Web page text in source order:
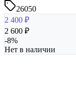
26050
2 400 ₽
2 600 ₽
-8%
Нет в наличии